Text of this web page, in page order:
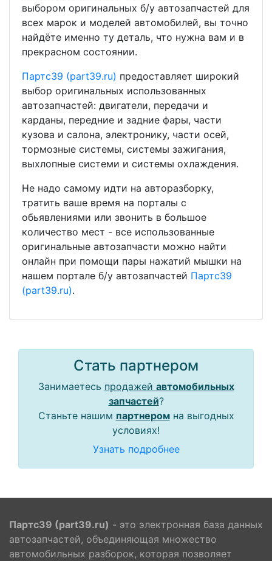
выбором оригинальных б/у автозапчастей для
всех марок и моделей автомобилей, вы точно
найдёте именно ту деталь, что нужна вам и в
прекрасном состоянии.
Партс39 (part39.ru) предоставляет широкий
выбор оригинальных использованных
автозапчастей: двигатели, передачи и
карданы, передние и задние фары, части
кузова и салона, электронику, части осей,
тормозные системы, системы зажигания,
выхлопные системи и системы охлаждения.
Не надо самому идти на авторазборку,
тратить ваше время на порталы с
обьявлениями или звонить в большое
количество мест - все использованные
оригинальные автозапчасти можно найти
онлайн при помощи пары нажатий мышки на
нашем портале б/у автозапчастей Партс39
(part39.ru).
Стать партнером
Занимаетесь продажей автомобильных
запчастей?
Станьте нашим партнеромна выгодных
условиях!
Узнать подробнее
Партс39 (part39.ru) - это электронная база данных
автозапчастей, объединяющая множество
автомобильных разборок, которая позволяет